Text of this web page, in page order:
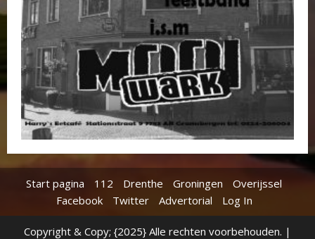
Start pagina 112 Drenthe Groningen
Overijssel
Facebook
Twitter Advertorial Log In
Copyright & Copy; {2025} Alle rechten voorbehouden. |